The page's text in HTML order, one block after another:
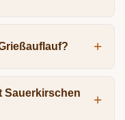
Sauerkirschen